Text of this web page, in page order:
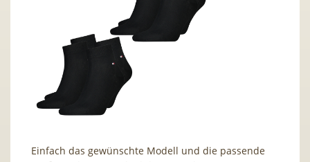
Einfach das gewünschte Modell und die passende